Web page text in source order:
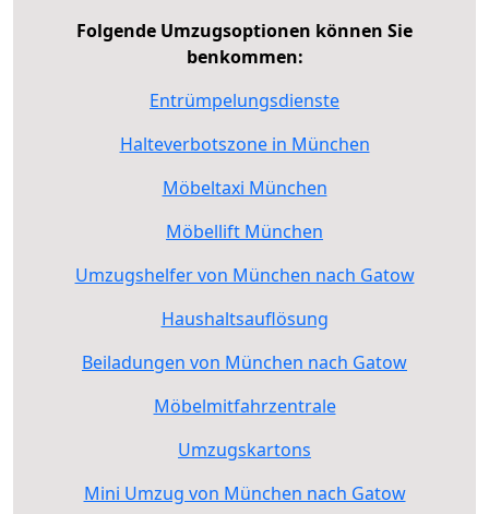
Folgende Umzugsoptionen können Sie
benkommen:
Entrümpelungsdienste
Halteverbotszone in München
Möbeltaxi München
Möbellift München
Umzugshelfer von München nach Gatow
Haushaltsauflösung
Beiladungen von München nach Gatow
Möbelmitfahrzentrale
Umzugskartons
Mini Umzug von München nach Gatow